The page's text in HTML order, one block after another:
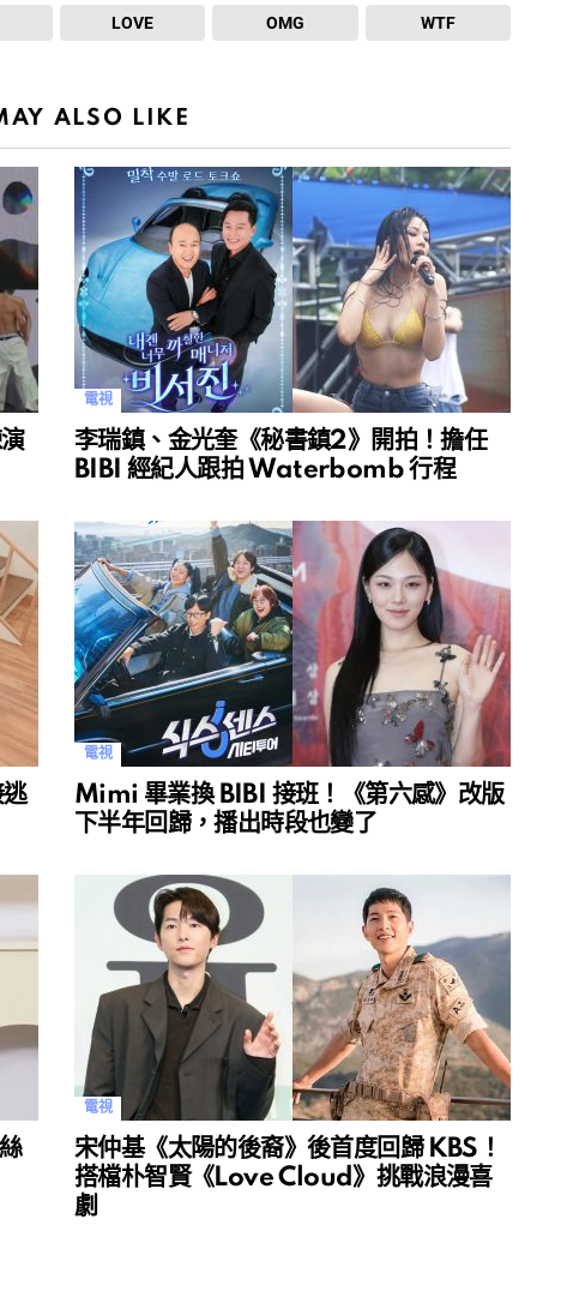
LOVE OMG WTF
ALSO LIKE
電視
李瑞鎮、金光奎《秘書鎮2》開拍！擔任
BIBI 經紀人跟拍 Waterbomb 行程
電視
Mimi 畢業換 BIBI 接班！《第六感》改版
下半年回歸，播出時段也變了
電視
宋仲基《太陽的後裔》後首度回歸 KBS！
搭檔朴智賢《Love Cloud》挑戰浪漫喜
劇